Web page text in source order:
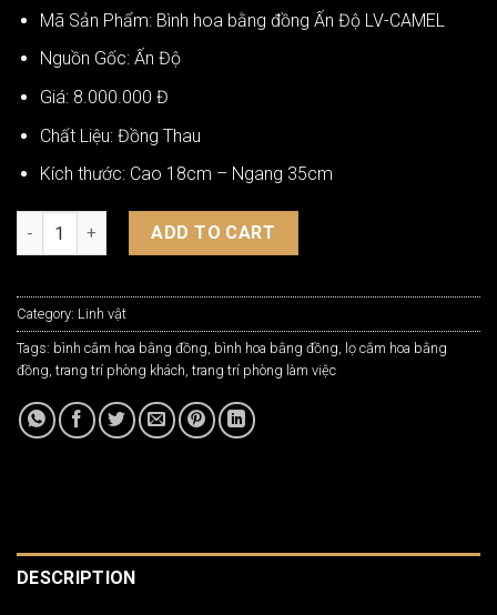
Mã Sản Phẩm: Bình hoa bằng đồng Ấn Độ LV-CAMEL
Nguồn Gốc: Ấn Độ
Giá: 8.000.000 Đ
Chất Liệu: Đồng Thau
Kích thước: Cao 18cm – Ngang 35cm
Bình Hoa Bằng Đồng Ấn Độ Hút Tài Lộc LV-CAMEL quantity
ADD TO CART
Category: Linh vật
Tags: bình cắm hoa bằng đồng bình hoa bằng đồng
lọ cắm hoa bằng
đồng trang trí phòng khách trang trí phòng làm việc
DESCRIPTION